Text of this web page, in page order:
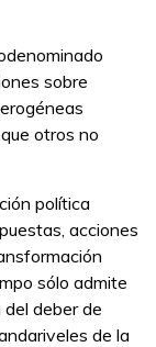
sobre
otros no
política
acciones
sólo admite
deber de
de la